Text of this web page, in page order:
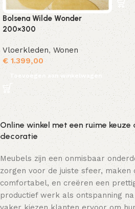
Bolsena Wilde Wonder
200×300
Vloerkleden, Wonen
€1.399,00
Toevoegen aan winkelwagen
Online winkel met een ruime keuze
decoratie
Meubels zijn een onmisbaar
zorgen voor de juiste sfeer, maken
comfortabel, en creëren een
productief werk als ontspanning